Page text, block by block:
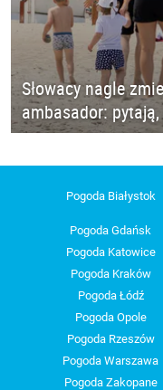
Słowacy nagle
ambasador:
Pogoda Białystok
Pogoda Gdańsk
Pogoda Katowice
Pogoda Kraków
Pogoda Łódź
Pogoda Opole
Pogoda Rzeszów
Pogoda Warszawa
Pogoda Zakopane